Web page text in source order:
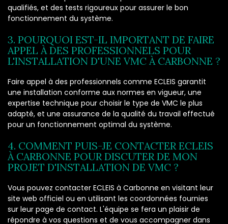
qualifiés, et des tests rigoureux pour assurer le bon
fonctionnement du système.
3. POURQUOI EST-IL IMPORTANT DE FAIRE
APPEL À DES PROFESSIONNELS POUR
L'INSTALLATION D'UNE VMC À CARBONNE ?
Faire appel à des professionnels comme ECLEIS garantit
une installation conforme aux normes en vigueur, une
expertise technique pour choisir le type de VMC le plus
adapté, et une assurance de la qualité du travail effectué
pour un fonctionnement optimal du système.
4. COMMENT PUIS-JE CONTACTER ECLEIS
À CARBONNE POUR DISCUTER DE MON
PROJET D'INSTALLATION DE VMC ?
Vous pouvez contacter ECLEIS à Carbonne en visitant leur
site web officiel ou en utilisant les coordonnées fournies
sur leur page de contact. L'équipe se fera un plaisir de
répondre à vos questions et de vous accompagner dans